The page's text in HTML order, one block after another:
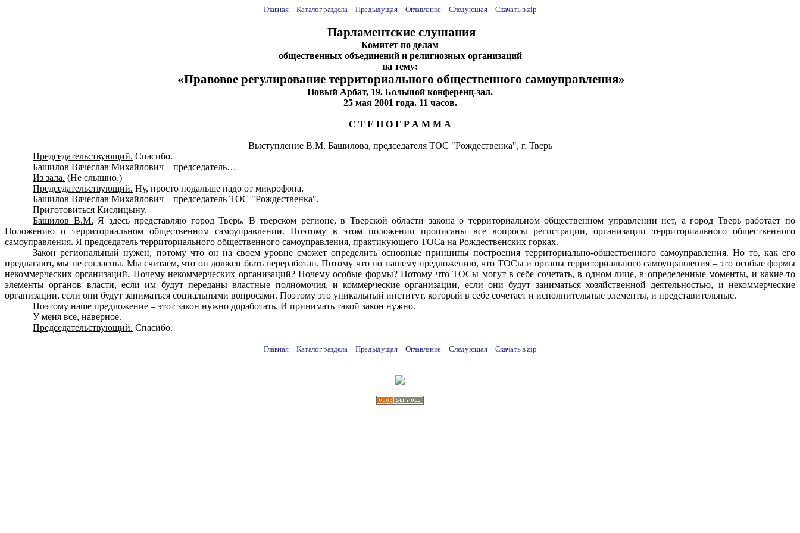
Главная Каталог раздела Предыдущая Оглавление Следующая Скачать вzip
Парламентские слушания
Комитет по делам
общественных объединений и религиозных организаций
на тему:
«Правовое регулирование территориального общественного самоуправления»
Новый Арбат, 19. Большой конференц-зал.
25 мая 2001 года. 11 часов.
С Т Е Н О Г Р А М М А
Выступление В.М. Башилова, председателя ТОС "Рождественка", г. Тверь
Председательствующий. Спасибо.
Башилов Вячеслав Михайлович – председатель…
Из зала. (Не слышно.)
Председательствующий. Ну, просто подальше надо от микрофона.
Башилов Вячеслав Михайлович – председатель ТОС "Рождественка".
Приготовиться Кислицыну.
Башилов В.М. Я здесь представляю город Тверь. В тверском регионе, в Тверской области закона о территориальном общественном управлении нет, а город Тверь работает по
Положению о территориальном общественном самоуправлении. Поэтому в этом положении прописаны все вопросы регистрации, организации территориального общественного
самоуправления. Я председатель территориального общественного самоуправления, практикующего ТОСа на Рождественских горках.
Закон региональный нужен, потому что он на своем уровне сможет определить основные принципы построения территориально-общественного самоуправления. Но то, как его
предлагают, мы не согласны. Мы считаем, что он должен быть переработан. Потому что по нашему предложению, что ТОСы и органы территориального самоуправления – это особые формы
некоммерческих организаций. Почему некоммерческих организаций? Почему особые формы? Потому что ТОСы могут в себе сочетать, в одном лице, в определенные моменты, и какие-то
элементы органов власти, если им будут переданы властные полномочия, и коммерческие организации, если они будут заниматься хозяйственной деятельностью, и некоммерческие
организации, если они будут заниматься социальными вопросами. Поэтому это уникальный институт, который в себе сочетает и исполнительные элементы, и представительные.
Поэтому наше предложение – этот закон нужно доработать. И принимать такой закон нужно.
У меня все, наверное.
Председательствующий. Спасибо.
Главная Каталог раздела Предыдущая Оглавление Следующая Скачать вzip